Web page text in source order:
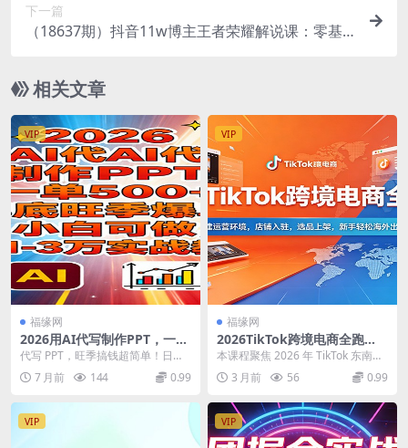
下一篇
（18637期）抖音11w博主王者荣耀解说课：零基
相关文章
VIP
福缘网
2026用AI代写制作PPT，一单
500+，年底旺季爆单，小白可
做，月入1-3万实战教程
代写 PPT，旺季搞钱超简单！日入
500+，工具直接送！没特长也能
赚！只要你踏...
7 月前 144 0.99
VIP
福缘网
2026TikTok跨境电商全跑
通：搭建运营环境，店铺入
驻，选品上架，新手轻松海外
出单
本课程聚焦 2026 年 TikTok 东南亚
跨境电商，专为零基础新手打造从
0... 3 月前 56 0.99
VIP VIP